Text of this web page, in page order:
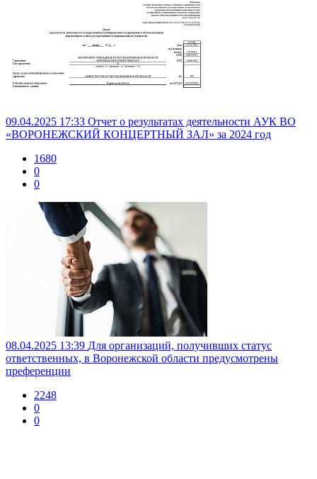
09.04.2025 17:33 Отчет о результатах деятельности АУК ВО
«ВОРОНЕЖСКИЙ КОНЦЕРТНЫЙ ЗАЛ» за 2024 год
1680
0
0
08.04.2025 13:39 Для организаций, получивших статус
ответственных, в Воронежской области предусмотрены
преференции
2248
0
0